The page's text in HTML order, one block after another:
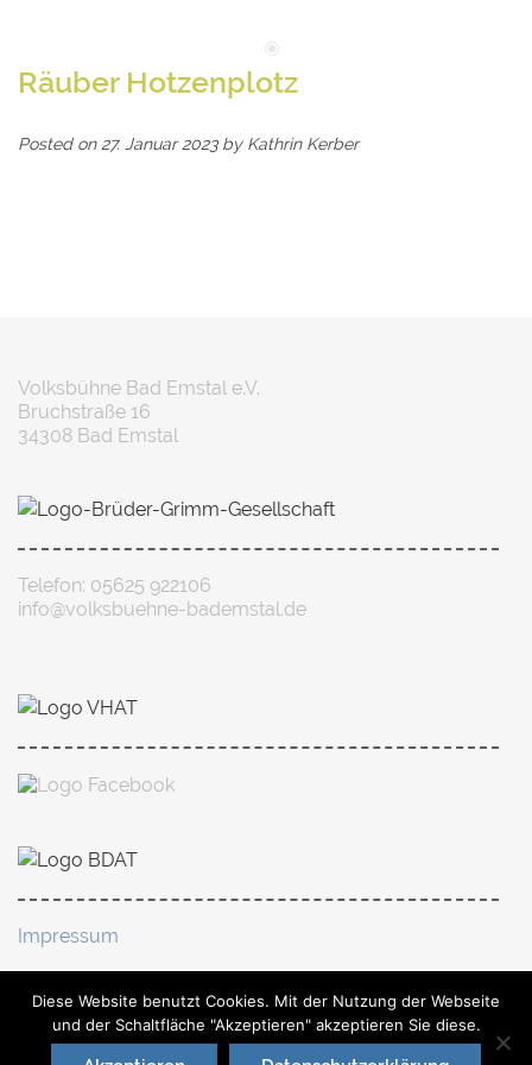
Räuber Hotzenplotz
Posted on 27. Januar 2023by Kathrin Kerber
Volksbühne Bad Emstal e.V.
Bruchstraße 16
34308 Bad Emstal
Telefon: 05625 922106
info@volksbuehne-bademstal.de
Impressum
Datenschutz
Diese Website benutzt Cookies. Mit der Nutzung der Webseite
und der Schaltfläche "Akzeptieren" akzeptieren Sie diese.